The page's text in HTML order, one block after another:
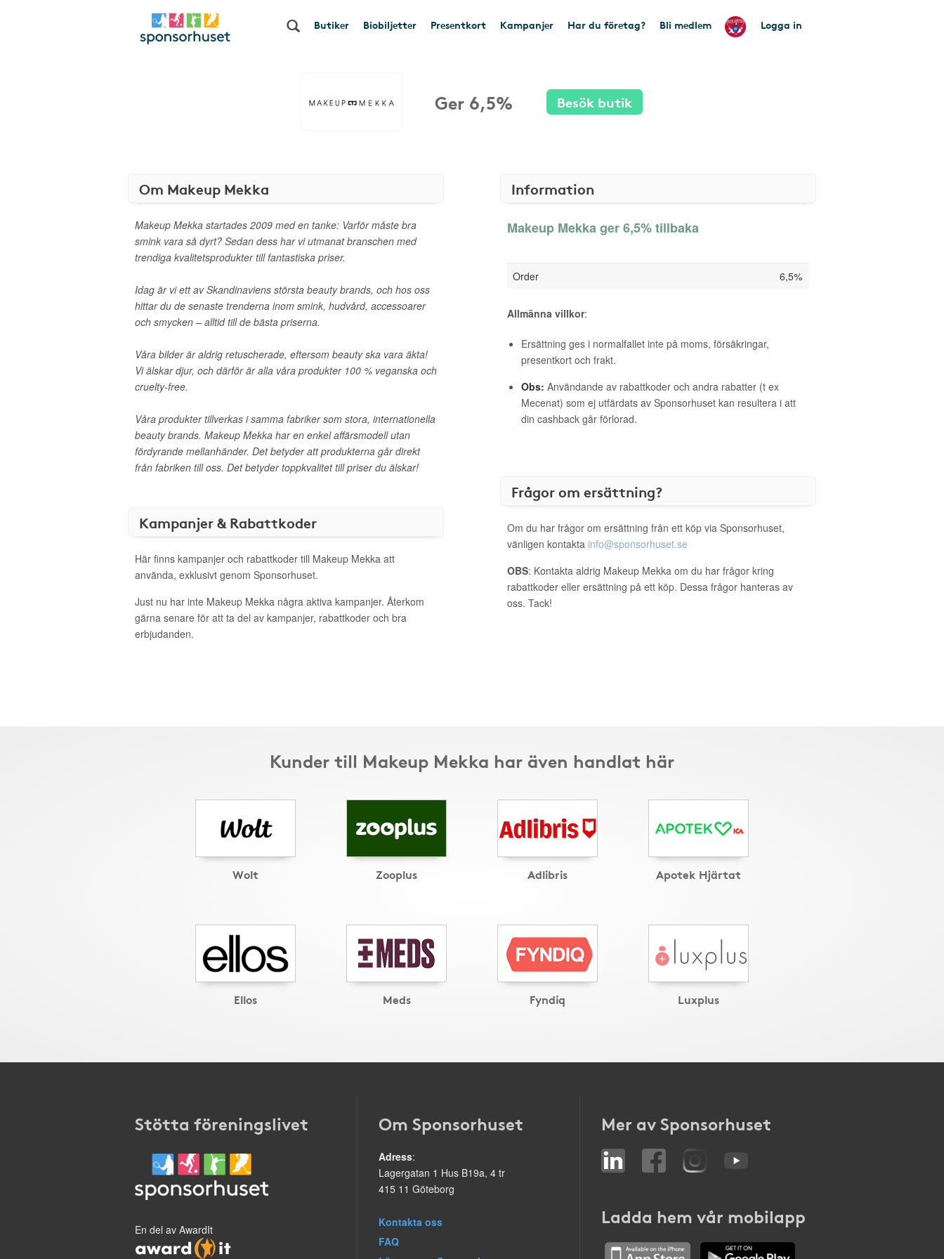
Butiker Biobiljetter Presentkort Kampanjer Har du företag? Bli medlem Logga in
Ger 6,5% Besök butik
Om Makeup Mekka
Makeup Mekka startades 2009 med en tanke: Varför måste bra
smink vara så dyrt? Sedan dess har vi utmanat branschen med
trendiga kvalitetsprodukter till fantastiska priser.
Idag är vi ett av Skandinaviens största beauty brands, och hos oss
hittar du de senaste trenderna inom smink, hudvård, accessoarer
och smycken – alltid till de bästa priserna.
Våra bilder är aldrig retuscherade, eftersom beauty ska vara äkta!
Vi älskar djur, och därför är alla våra produkter 100 % veganska och
cruelty-free.
Våra produkter tillverkas i samma fabriker som stora, internationella
beauty brands. Makeup Mekka har en enkel affärsmodell utan
fördyrande mellanhänder. Det betyder att produkterna går direkt
från fabriken till oss. Det betyder toppkvalitet till priser du älskar!
Kampanjer & Rabattkoder
Här finns kampanjer och rabattkoder till Makeup Mekka att
använda, exklusivt genom Sponsorhuset.
Just nu har inte Makeup Mekka några aktiva kampanjer. Återkom
gärna senare för att ta del av kampanjer, rabattkoder och bra
erbjudanden.
Information
Makeup Mekka ger 6,5% tillbaka
Order 6,5%
Allmänna villkor:
Ersättning ges i normalfallet inte på moms, försäkringar,
presentkort och frakt.
Obs: Användande av rabattkoder och andra rabatter (t ex
Mecenat) som ej utfärdats av Sponsorhuset kan resultera i att
din cashback går förlorad.
Frågor om ersättning?
Om du har frågor om ersättning från ett köp via Sponsorhuset,
vänligen kontakta info@sponsorhuset.se
OBS: Kontakta aldrig Makeup Mekka om du har frågor kring
rabattkoder eller ersättning på ett köp. Dessa frågor hanteras av
oss. Tack!
Kunder till Makeup Mekka har även handlat här
Wolt Zooplus Adlibris Apotek Hjärtat
Ellos Meds Fyndiq Luxplus
Stötta föreningslivet
En del av AwardIt
Om Sponsorhuset
Adress:
Lagergatan 1 Hus B19a, 4 tr
415 11 Göteborg
Kontakta oss
FAQ
Mer av Sponsorhuset
Ladda hem vår mobilapp